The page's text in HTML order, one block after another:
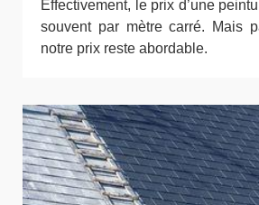
Effectivement, le prix d’une
souvent par mètre carré. Mais
notre prix reste abordable.